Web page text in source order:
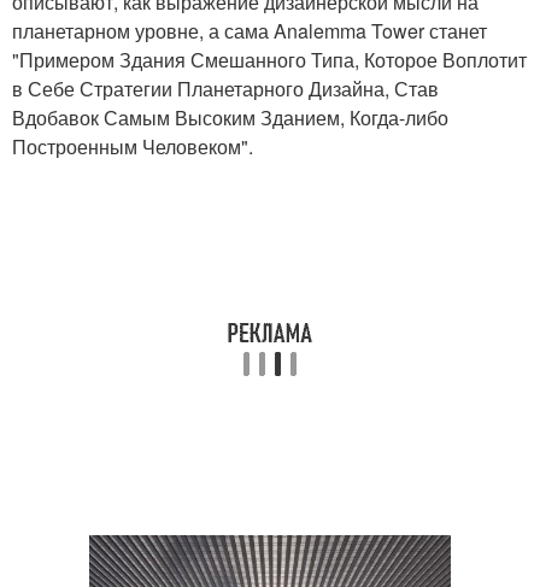
планетарном уровне, а сама Analemma Tower станет
"Примером Здания Смешанного Типа, Которое Воплотит
в Себе Стратегии Планетарного Дизайна, Став
Вдобавок Самым Высоким Зданием, Когда-либо
Построенным Человеком".